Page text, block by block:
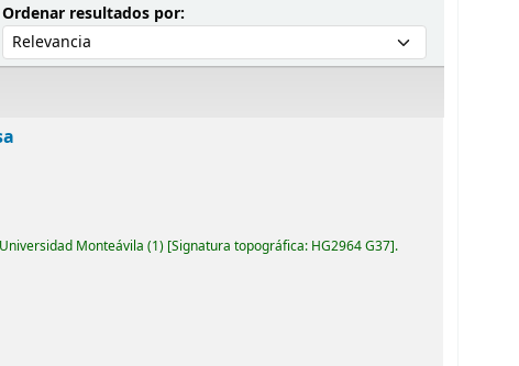
Ordenar resultados por:Ordenar por:
Monteávila (1) Signatura topográfica: HG2964 G37 .